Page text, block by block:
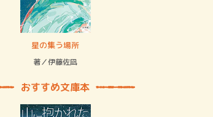
星の集う場所
著／伊藤佐凪
おすすめ文庫本